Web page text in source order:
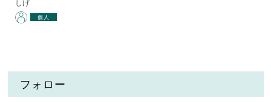
しげ
個人
フォロー